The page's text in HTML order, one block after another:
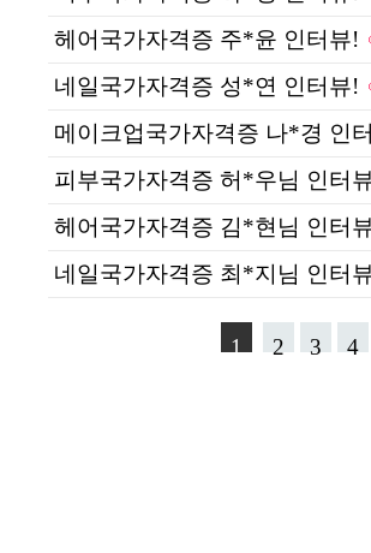
헤어국가자격증 주*윤 인터뷰!
네일국가자격증 성*연 인터뷰!
메이크업국가자격증 나*경 인
피부국가자격증 허*우님 인터
헤어국가자격증 김*현님 인터
네일국가자격증 최*지님 인터
1 2 3 4